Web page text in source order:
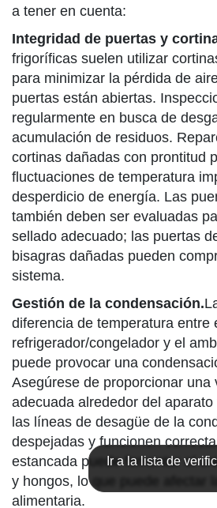
Ir a la lista de
a tener en cuenta:
Integridad de puertas y
frigoríficas suelen utilizar
para minimizar la pérdida de
puertas están abiertas.
regularmente en busca de
acumulación de residuos.
cortinas dañadas con prontitud
fluctuaciones de temperatura
desperdicio de energía. Las
también deben ser evaluadas
sellado adecuado; las puertas
bisagras dañadas pueden
sistema.
Gestión de la condensación.
diferencia de temperatura entre
refrigerador/congelador y el
puede provocar una
Asegúrese de proporcionar una
adecuada alrededor del
las líneas de desagüe de la
despejadas y funcionen
estancada puede fomentar el
y hongos, lo que puede afectar
alimentaria.